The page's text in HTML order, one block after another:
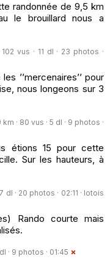
randonnée de 9,5 km
le brouillard nous a
vus · 11 dl · 23 photos ·
’’mercenaires’’ pour
nous longeons sur 3
· 80 vus · 5 dl · 9 photos ·
étions 15 pour cette
Sur les hauteurs, à
· 20 photos · 02:11 · lotois
Rando courte mais
· 9 photos · 01:45